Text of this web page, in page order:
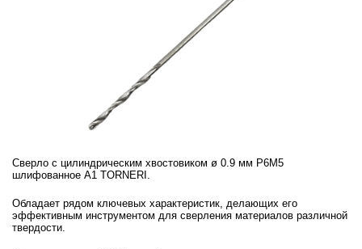
Сверло с цилиндрическим хвостовиком ø 0.9 мм Р6М5
шлифованное А1 TORNERI.
Обладает рядом ключевых характеристик, делающих его
эффективным инструментом для сверления материалов различной
твердости.